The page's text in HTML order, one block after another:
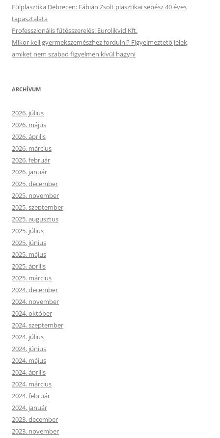
Fülplasztika Debrecen: Fábián Zsolt plasztikai sebész 40 éves
tapasztalata
Professzionális fűtésszerelés: Eurolikvid Kft.
Mikor kell gyermekszemészhez fordulni? Figyelmeztető jelek,
amiket nem szabad figyelmen kívül hagyni
ARCHÍVUM
2026. július
2026. május
2026. április
2026. március
2026. február
2026. január
2025. december
2025. november
2025. szeptember
2025. augusztus
2025. július
2025. június
2025. május
2025. április
2025. március
2024. december
2024. november
2024. október
2024. szeptember
2024. július
2024. június
2024. május
2024. április
2024. március
2024. február
2024. január
2023. december
2023. november